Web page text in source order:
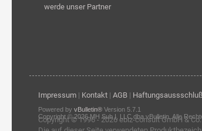
werde unser Partner
Impressum| Kontakt| AGB| Haftungsaussschluß
Copyright © 1996 - 2026 ebiz-consult GmbH &
Powered by vBulletin®Version 5.7.1
Copyright © 2026 MH Sub I, LLC dba vBulletin. Alle